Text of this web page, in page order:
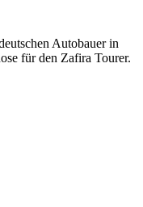
Autobauer in
für den Zafira Tourer.